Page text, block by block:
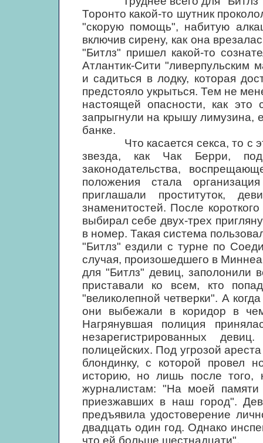
Торонто какой-то шутник
"скорую помощь", набитую
включив сирену, как она
"Битлз" пришел какой-то
Атлантик-Сити "ливерпульским
и садиться в лодку, которая
предстояло укрыться. Тем не
настоящей опасности, как
запрыгнули на крышу лимузина,
банке.
Что касается секса, то с
звезда, как Чак Берри,
законодательства,
положения стала
приглашали проституток,
знаменитостей. После
выбирал себе двух-трех
в номер. Такая система
"Битлз" ездили с турне по
случая, произошедшего в
для "Битлз" девиц, заполонили
приставали ко всем, кто
"великолепной четверки". А
они выбежали в коридор в
Нагрянувшая полиция
незарегистрированных
полицейских. Под угрозой
блондинку, с которой провел
историю, но лишь после того,
журналистам: "На моей
приезжавших в наш город".
предъявила удостоверение
двадцать один год. Однако
что ей больше шестнадцати".